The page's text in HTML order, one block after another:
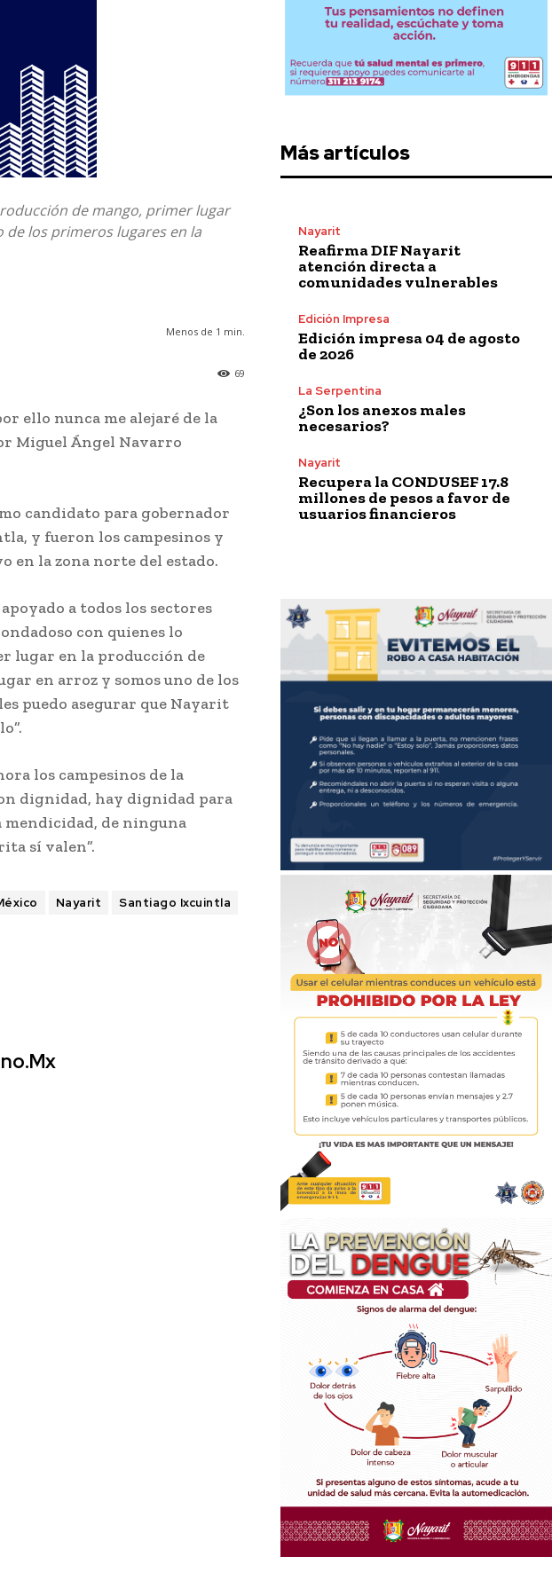
de mango, primer lugar
los primeros lugares en la
Menos de 1 min.
69
ello nunca me alejaré de la
Miguel Ángel Navarro
candidato para gobernador
y fueron los campesinos y
en la zona norte del estado.
a todos los sectores
con quienes lo
lugar en la producción de
en arroz y somos uno de los
puedo asegurar que Nayarit
los campesinos de la
dignidad, hay dignidad para
mendicidad, de ninguna
sí valen”.
Nayarit
Santiago Ixcuintla
Más artículos
Nayarit
Reafirma DIF Nayarit
atención directa a
comunidades vulnerables
Edición Impresa
Edición impresa 04 de agosto
de 2026
La Serpentina
¿Son los anexos males
necesarios?
Nayarit
Recupera la CONDUSEF 17.8
millones de pesos a favor de
usuarios financieros